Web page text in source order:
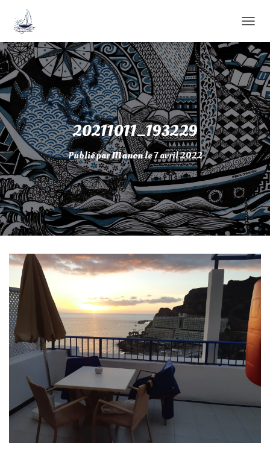
É
P
L
I
E
R
L
A
N
A
V
I
G
T
I
O
N
20211011_193229
Publié parManonle7 avril 2022